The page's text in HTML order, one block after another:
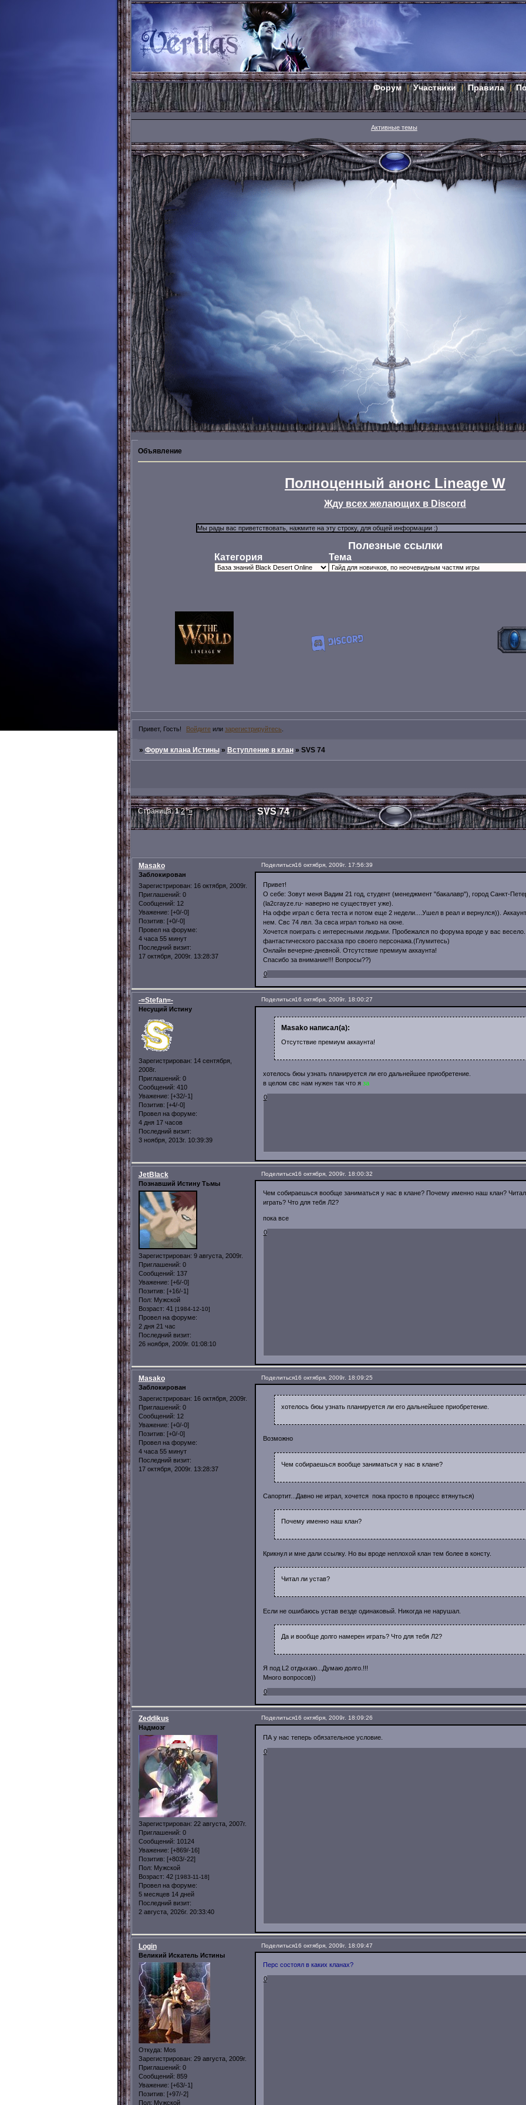
Форум Участники Правила
Активные темы
Объявление
Полноценный анонс Lineage W
Жду всех желающих в Discord
Полезные ссылки
Категория Тема
Привет, Гость! Войдите или зарегистрируйтесь
» Форум клана Истины » Вступление в клан » SVS 74
SVS 74
Страница:1 2 »
Поделиться16 октября, 2009г. 17:56:39
Masako
Заблокирован
Зарегистрирован: 16 октября, 2009г.
Приглашений: 0
Сообщений: 12
Уважение: [+0/-0]
Позитив: [+0/-0]
Провел на форуме:
4 часа 55 минут
Последний визит:
17 октября, 2009г. 13:28:37
Привет!
О себе: Зовут меня Вадим 21 год, студент (менеджмент "бакалавр"), город Санкт-
(la2crayze.ru- наверно не существует уже).
На оффе играл с бета теста и потом еще 2 недели....Ушел в реал и вернулся)). Аккаунт
нем. Свс 74 лвл. За свса играл только на окне.
Хочется поиграть с интересными людьми. Пробежался по форума вроде у вас
фантастического рассказа про своего персонажа.(Глумитесь)
Онлайн вечерне-дневной. Отсутствие премиум аккаунта!
Спасибо за внимание!!! Вопросы??)
0
Поделиться16 октября, 2009г. 18:00:27
-=Stefan=-
Несущий Истину
Зарегистрирован: 14 сентября,
2008г.
Приглашений: 0
Сообщений: 410
Уважение: [+32/-1]
Позитив: [+4/-0]
Провел на форуме:
4 дня 17 часов
Последний визит:
3 ноября, 2013г. 10:39:39
Masako написал(а):
Отсутствие премиум аккаунта!
хотелось бюы узнать планируется ли его дальнейшее приобретение.
в целом свс нам нужен так что я за
0
Поделиться16 октября, 2009г. 18:00:32
JetBlack
Познавший Истину Тьмы
Зарегистрирован: 9 августа, 2009г.
Приглашений: 0
Сообщений: 137
Уважение: [+6/-0]
Позитив: [+16/-1]
Пол: Мужской
Возраст: 41 [1984-12-10]
Провел на форуме:
2 дня 21 час
Последний визит:
26 ноября, 2009г. 01:08:10
Чем собираешься вообще заниматься у нас в клане? Почему именно наш клан?
играть? Что для тебя Л2?
пока все
0
Поделиться16 октября, 2009г. 18:09:25
Masako
Заблокирован
Зарегистрирован: 16 октября, 2009г.
Приглашений: 0
Сообщений: 12
Уважение: [+0/-0]
Позитив: [+0/-0]
Провел на форуме:
4 часа 55 минут
Последний визит:
17 октября, 2009г. 13:28:37
хотелось бюы узнать планируется ли его дальнейшее приобретение.
Возможно
Чем собираешься вообще заниматься у нас в клане?
Сапортит...Давно не играл, хочется пока просто в процесс втянуться)
Почему именно наш клан?
Крикнул и мне дали ссылку. Но вы вроде неплохой клан тем более в консту.
Читал ли устав?
Если не ошибаюсь устав везде одинаковый. Никогда не нарушал.
Да и вообще долго намерен играть? Что для тебя Л2?
Я под L2 отдыхаю...Думаю долго.!!!
Много вопросов))
0
Поделиться16 октября, 2009г. 18:09:26
Zeddikus
Надмозг
Зарегистрирован: 22 августа, 2007г.
Приглашений: 0
Сообщений: 10124
Уважение: [+869/-16]
Позитив: [+803/-22]
Пол: Мужской
Возраст: 42 [1983-11-18]
Провел на форуме:
5 месяцев 14 дней
Последний визит:
2 августа, 2026г. 20:33:40
ПА у нас теперь обязательное условие.
0
Поделиться16 октября, 2009г. 18:09:47
Login
Великий Искатель Истины
Откуда: Mos
Зарегистрирован: 29 августа, 2009г.
Приглашений: 0
Сообщений: 859
Уважение: [+63/-1]
Позитив: [+97/-2]
Пол: Мужской
Перс состоял в каких кланах?
0